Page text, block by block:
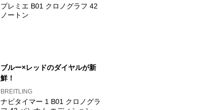
プレミエ B01 クロノグラフ 42
ノートン
ブルー×レッドのダイヤルが新
鮮！
BREITLING
ナビタイマー 1 B01 クロノグラ